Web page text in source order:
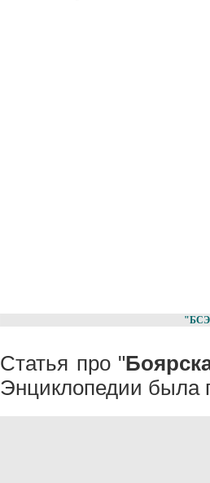
Статья про "
Энциклопедии была